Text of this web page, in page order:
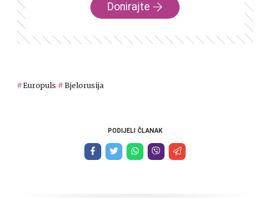
Donirajte
Europuls Bjelorusija
PODIJELI ČLANAK